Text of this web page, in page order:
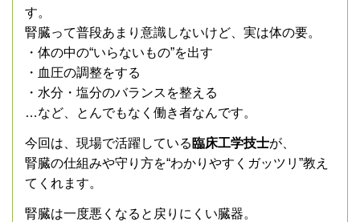
す。
腎臓って普段あまり意識しないけど、実は体の要。
・体の中の“いらないもの”を出す
・血圧の調整をする
・水分・塩分のバランスを整える
…など、とんでもなく働き者なんです。
今回は、現場で活躍している 臨床工学技士が、
腎臓の仕組みや守り方を“わかりやすくガッツリ”教え
てくれます。
腎臓は一度悪くなると戻りにくい臓器。